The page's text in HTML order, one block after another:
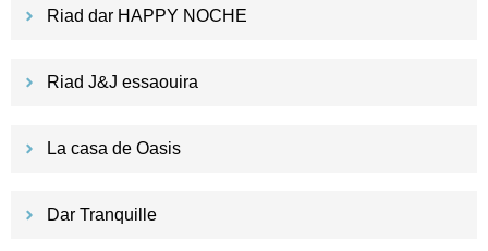
Riad dar HAPPY NOCHE
Riad J&J essaouira
La casa de Oasis
Dar Tranquille